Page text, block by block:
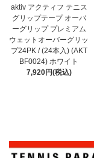
aktiv アクティフ テニス
グリップテープ オーバ
ーグリップ プレミアム
ウェットオーバーグリッ
プ24PK / (24本入) (AKT
BF0024) ホワイト
7,920円(税込)